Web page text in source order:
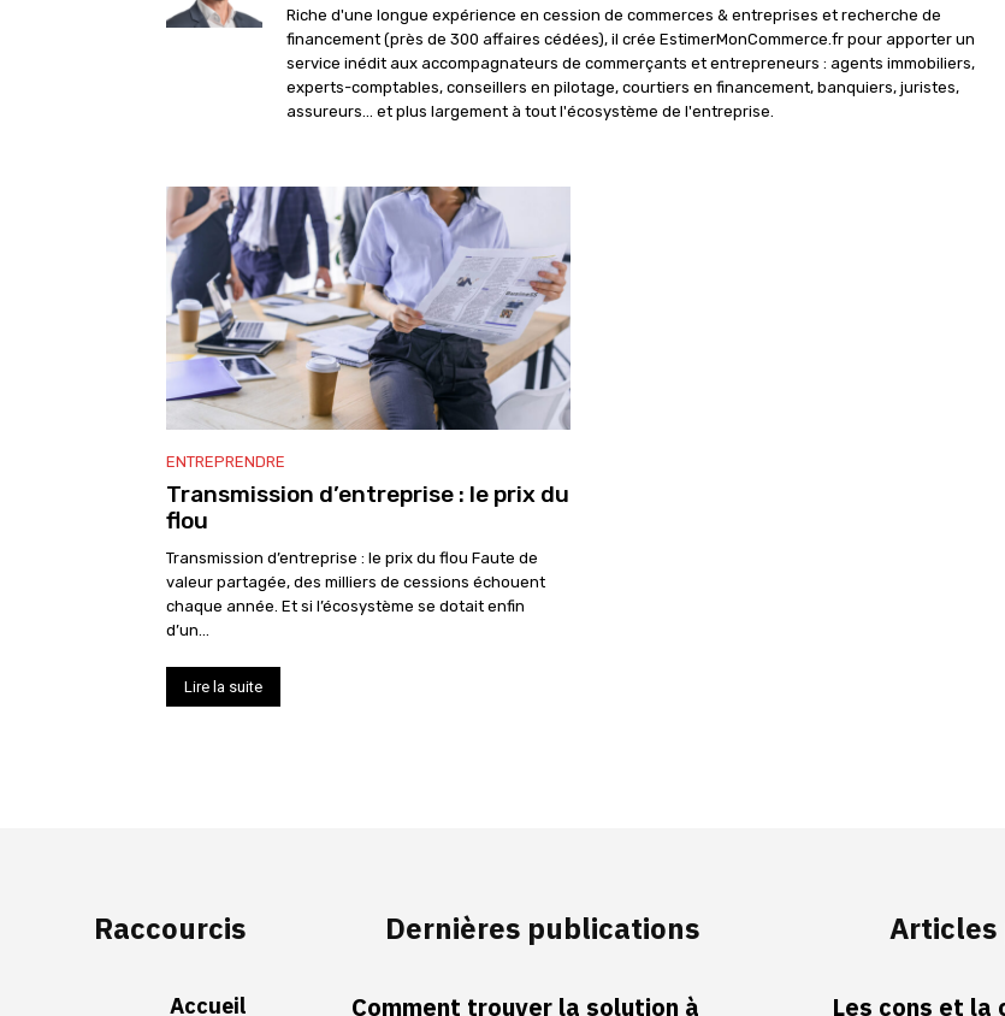
Riche d'une longue expérience en cession de commerces & entreprises et recherche de
financement (près de 300 affaires cédées), il crée EstimerMonCommerce.fr pour apporter un
service inédit aux accompagnateurs de commerçants et entrepreneurs : agents immobiliers,
experts-comptables, conseillers en pilotage, courtiers en financement, banquiers, juristes,
assureurs... et plus largement à tout l'écosystème de l'entreprise.
ENTREPRENDRE
Transmission d’entreprise : le prix du
flou
Transmission d’entreprise : le prix du flou Faute de
valeur partagée, des milliers de cessions échouent
chaque année. Et si l’écosystème se dotait enfin
d’un...
Lire la suite
Raccourcis
Accueil
Dernières publications
Comment trouver la solution à
Articles
Les cons et la